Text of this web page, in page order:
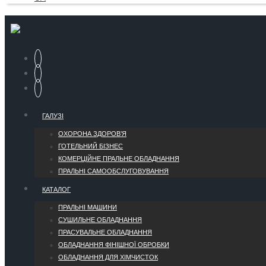
ГАЛУЗІ
ОХОРОНА ЗДОРОВ’Я
ГОТЕЛЬНИЙ БІЗНЕС
КОМЕРЦІЙНЕ ПРАЛЬНЕ ОБЛАДНАННЯ
ПРАЛЬНІ САМООБСЛУГОВУВАННЯ
КАТАЛОГ
ПРАЛЬНІ МАШИНИ
СУШИЛЬНЕ ОБЛАДНАННЯ
ПРАСУВАЛЬНЕ ОБЛАДНАННЯ
ОБЛАДНАННЯ ФІНІШНОЇ ОБРОБКИ
ОБЛАДНАННЯ ДЛЯ ХІМЧИСТОК